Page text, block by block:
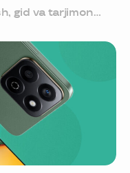
gid va tarjimon
otlanamiz